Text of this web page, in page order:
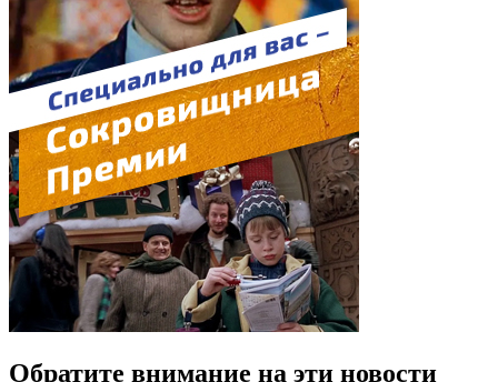
Обратите внимание на эти новости